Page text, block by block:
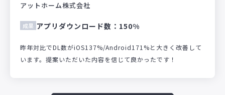
アットホーム株式会社
成果 アプリダウンロード数：150%
昨年対比でDL数がiOS137%/Android171%と大きく改善して
います。提案いただいた内容を信じて良かったです！